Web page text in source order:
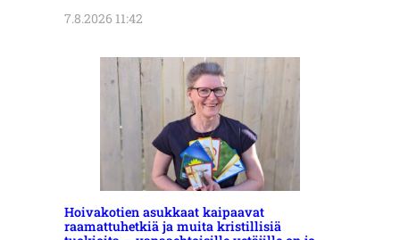
7.8.2026 11:42
Hoivakotien asukkaat kaipaavat
raamattuhetkiä ja muita kristillisiä